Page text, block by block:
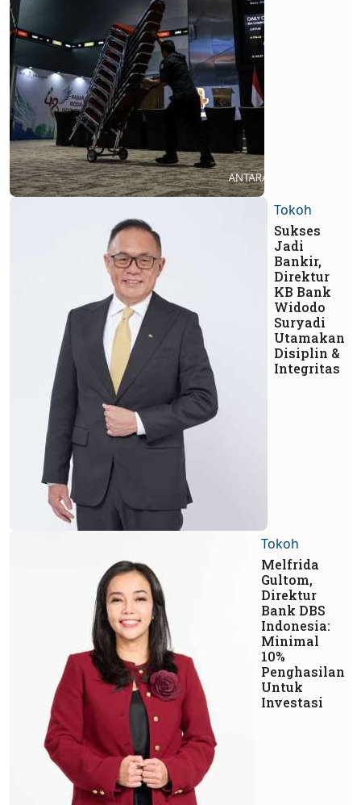
Tokoh
Sukses
Jadi
Bankir,
Direktur
KB Bank
Widodo
Suryadi
Utamakan
Disiplin &
Integritas
Tokoh
Melfrida
Gultom,
Direktur
Bank DBS
Indonesia:
Minimal
10%
Penghasilan
Untuk
Investasi